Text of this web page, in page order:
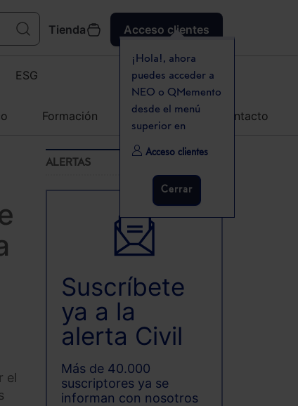
Tienda Acceso clientes
¡Hola!, ahora
puedes acceder a
NEO o QMemento
desde el menú
superior en
Acceso clientes
Cerrar
ESG
Formación Agenda Contacto
el
ALERTAS
Suscríbete
ya a la
alerta Civil
Más de 40.000
suscriptores ya se
informan con nosotros